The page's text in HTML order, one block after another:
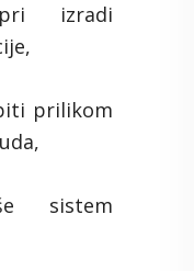
izradi
prilikom
sistem